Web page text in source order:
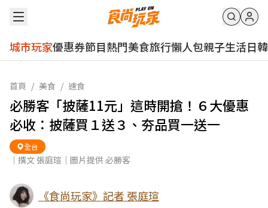
城市玩家優惠券節目熱門美食旅行懶人包親子生活日韓
首頁 / 美食 / 速食
必勝客「披薩11元」這時開搶！６大優惠
必收：披薩買１送３、夯品買一送一
全台
｜撰文 張庭瑄｜圖片提供 必勝客
《食尚玩家》記者 張庭瑄